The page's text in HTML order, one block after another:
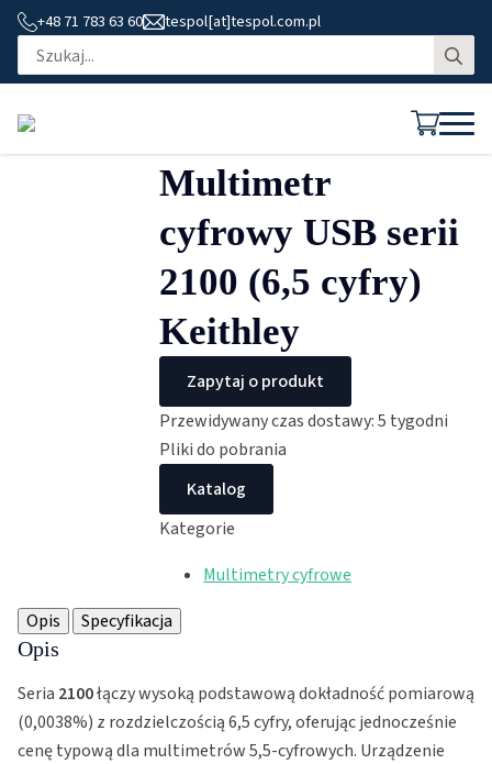
+48 71 783 63 60 tespol[at]tespol.com.pl
Multimetr
cyfrowy USB serii
2100 (6,5 cyfry)
Keithley
Zapytaj o produkt
Przewidywany czas dostawy: 5 tygodni
Pliki do pobrania
Katalog
Kategorie
Multimetry cyfrowe
Opis
Specyfikacja
Opis
Seria 2100łączy wysoką podstawową dokładność pomiarową
(0,0038%) z rozdzielczością 6,5 cyfry, oferując jednocześnie
cenę typową dla multimetrów 5,5-cyfrowych. Urządzenie